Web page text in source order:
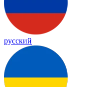
русский